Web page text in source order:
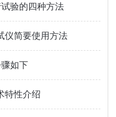
验的四种方法
仪简要使用方法
如下
特性介绍